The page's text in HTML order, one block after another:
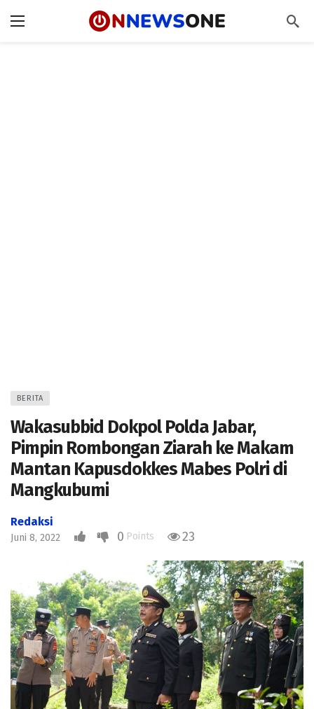
BERITA
Wakasubbid Dokpol Polda Jabar,
Pimpin Rombongan Ziarah ke Makam
Mantan Kapusdokkes Mabes Polri di
Mangkubumi
Redaksi
Juni 8, 2022 0 Points 23